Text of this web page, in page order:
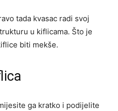
tada kvasac radi svoj
u kiflicama. Što je
biti mekše.
ga kratko i podijelite